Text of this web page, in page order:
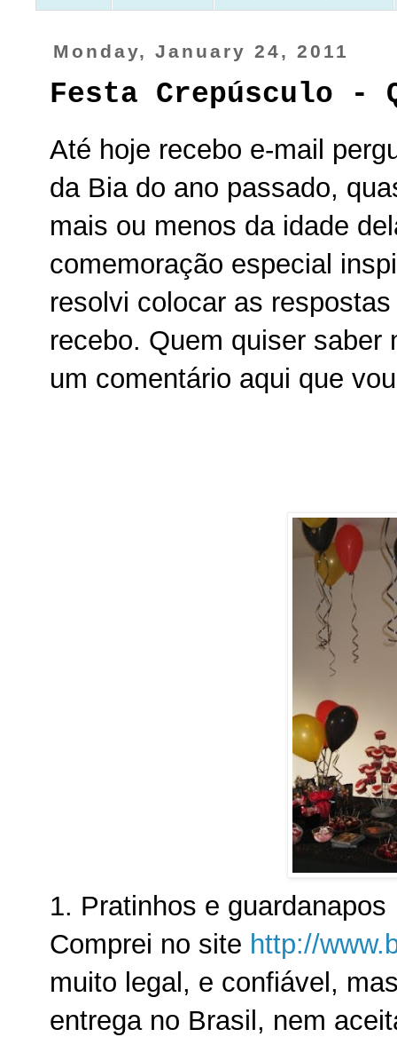
Monday, January 24, 2011
Festa Crepúsculo -
Até hoje recebo e-mail
da Bia do ano passado,
mais ou menos da idade
comemoração especial
resolvi colocar as
recebo. Quem quiser
um comentário aqui que
1. Pratinhos e guardanapos
Comprei no site http://
muito legal, e confiável,
entrega no Brasil, nem